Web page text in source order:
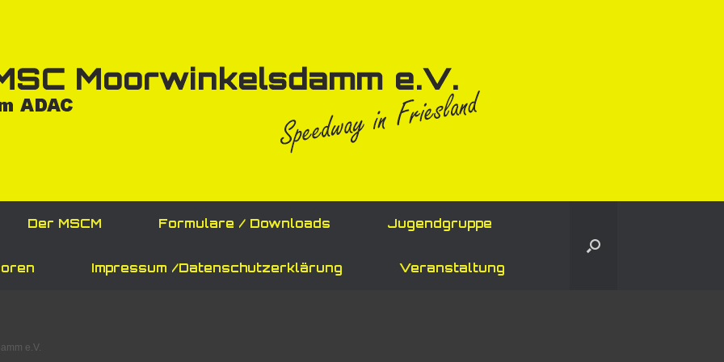
Der MSCM Formulare / Downloads Jugendgruppe
Impressum /Datenschutzerklärung Veranstaltung
e.V.